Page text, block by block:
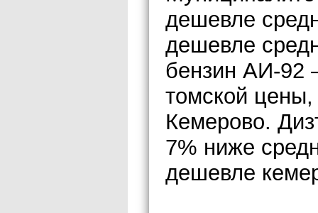
дешевле
дешевле
бензин АИ-92
томской
Кемерово.
7% ниже
дешевле